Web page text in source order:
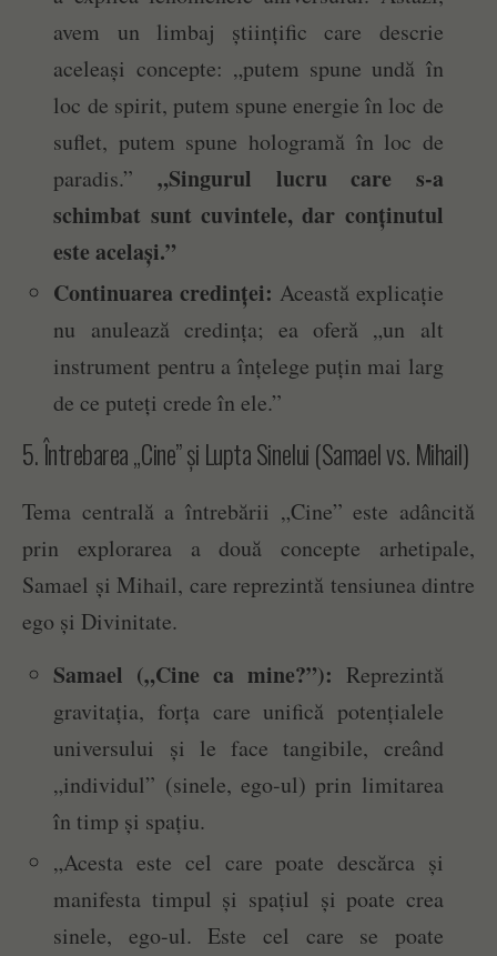
avem un limbaj științific care descrie
aceleași concepte: „putem spune undă în
loc de spirit, putem spune energie în loc de
suflet, putem spune hologramă în loc de
paradis.” „Singurul lucru care s-a
schimbat sunt cuvintele, dar conținutul
este același.”
Continuarea credinței: Această explicație
nu anulează credința; ea oferă „un alt
instrument pentru a înțelege puțin mai larg
de ce puteți crede în ele.”
5. Întrebarea „Cine” și Lupta Sinelui (Samael vs. Mihail)
Tema centrală a întrebării „Cine” este adâncită
prin explorarea a două concepte arhetipale,
Samael și Mihail, care reprezintă tensiunea dintre
ego și Divinitate.
Samael („Cine ca mine?”): Reprezintă
gravitația, forța care unifică potențialele
universului și le face tangibile, creând
„individul” (sinele, ego-ul) prin limitarea
în timp și spațiu.
„Acesta este cel care poate descărca și
manifesta timpul și spațiul și poate crea
sinele, ego-ul. Este cel care se poate